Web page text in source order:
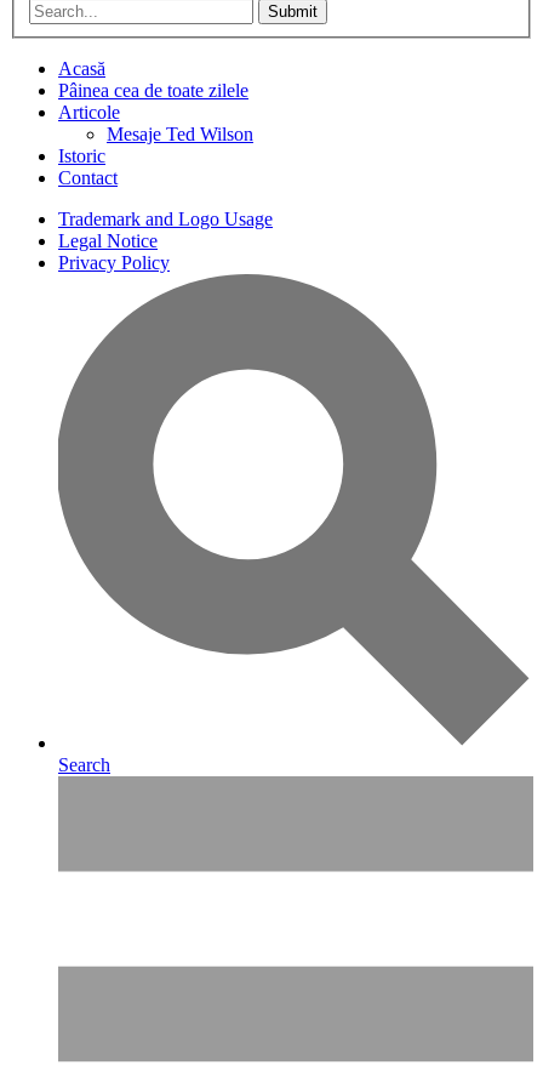
Submit
Acasă
Pâinea cea de toate zilele
Articole
Mesaje Ted Wilson
Istoric
Contact
Trademark and Logo Usage
Legal Notice
Privacy Policy
Search